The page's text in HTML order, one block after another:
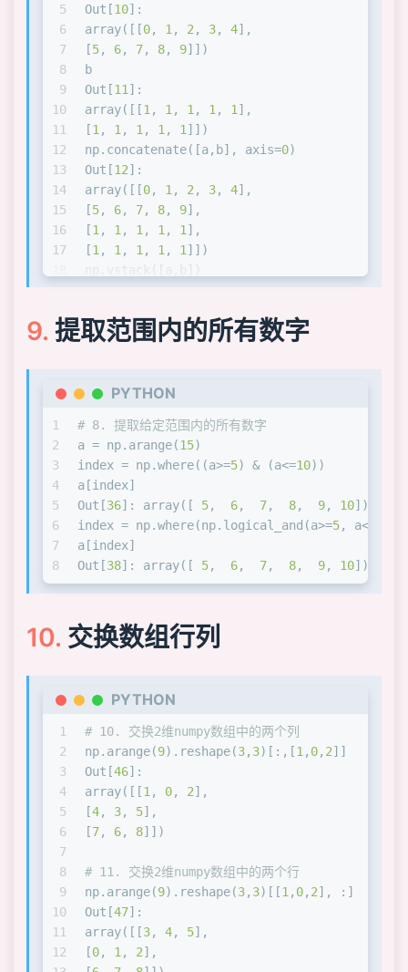
5
6
7
8
9
10
11
12
13
14
15
16
17
19
21
24
26
27
28
29
30
31
32
33
34
36
37
41
42
43
Out[10]:
array([[0, 1 , 2 , 3, 4],
[5, 6, 7, 8, 9]])
b
Out[11 ]:
array([[1 , 1 , 1 , 1 , 1 ],
[1 , 1 , 1 , 1 , 1 ]])
np.concatenate([a,b], axis=0)
Out[12]:
array([[0, 1 , 2 , 3, 4],
[5, 6, 7, 8, 9],
[1 , 1 , 1 , 1 , 1 ],
[1 , 1 , 1 , 1 , 1 ]])
np.vstack([a,b])
Out[13]:
[ 5, 6, 7, 8,
],
np.r_[a,b]
array([[0, 1, 2, 3, 4],
5 , 6, 7 , 8, 9],
[1, , 1, 1, 1 ],
[1, 1,
# 3. 水平堆叠两个数组
np.concatenate([a,b], axis=
Out[15 ]:
array([[0, 1, 2, 3, 4, 1, 1, 1, 1, 1],
np.hstack([a,b])
Out[16]:
, 6, 7, 8 ,
Out[17 ]:
array([[0, 1 , 2, 3, 4, 1, 1 , 1 , 1 , 1
[5, 6, 7
提取范围内的所有数字
PYTHON
1
2
3
4
5
6
7
8
# 8. 提取给定范围内的所有数字
a = np.arange(15)
index = np.where((a>=5) & (a<=10))
a[index]
Out[36]: array([ 5, 6, 7, 8, 9, 10])
index = np.where(np.logical_and(a>=5, a<=
a[index]
Out[38]: array([ 5, 6, 7, 8, 9, 10])
交换数组行列
PYTHON
1
2
3
4
5
6
7
8
9
10
11
12
# 10. 交换2维numpy数组中的两个列
np.arange(9).reshape(3, 3)[:,[1 , 0, 2]]
Out[46]:
array([[1 , 0, 2],
[4, 3, 5],
[7, 6, 8]])
# 11. 交换2维numpy数组中的两个行
np.arange(9).reshape(3, 3)[[1 , 0, 2], :]
Out[47]:
array([[3, 4, 5],
[0, 1 , 2],